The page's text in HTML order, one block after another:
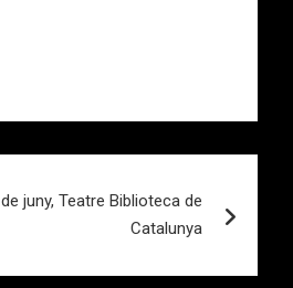
juny, Teatre Biblioteca de
Catalunya